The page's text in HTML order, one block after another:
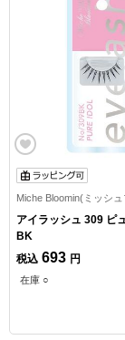
Miche Bloomin(ミッシ
アイラッシュ 309 ピ
BK
税込 693 円
在庫 ○